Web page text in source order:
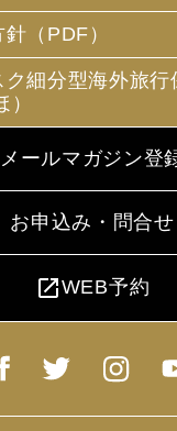
（PDF）
細分型海外旅行
メールマガジン登
お申込み・問合せ
open_in_newWEB予約